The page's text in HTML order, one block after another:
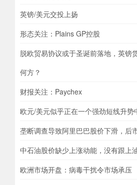
英镑/美元交投上扬
形态关注：Plains GP控股
脱欧贸易协议或于圣诞前落地，英镑
何方？
财报关注：Paychex
欧元/美元似乎正在一个强劲短线升势
垄断调查导致阿里巴巴股价下滑，后
中石油股价缺少上涨动能，没有跟上
欧洲市场开盘：病毒干扰令市场承压